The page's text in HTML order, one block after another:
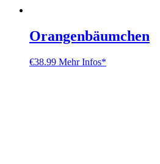
Orangenbäumchen
€38.99 Mehr Infos*